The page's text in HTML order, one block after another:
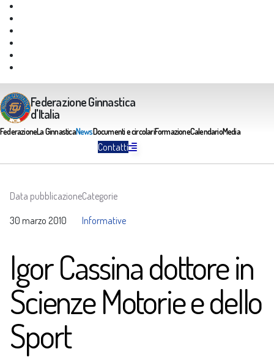
Federazione Ginnastica
d'Italia
FederazioneLa GinnasticaNewsDocumenti e circolariFormazioneCalendarioMedia
Contatti
Data pubblicazione
30 marzo 2010
Categorie
Informative
Igor Cassina dottore in
Scienze Motorie e dello
Sport